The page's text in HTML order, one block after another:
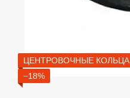
ЦЕНТРОВОЧНЫЕ КОЛЬЦА
−18%